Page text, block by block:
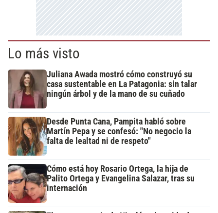
Lo más visto
Juliana Awada mostró cómo construyó su
casa sustentable en La Patagonia: sin talar
ningún árbol y de la mano de su cuñado
Desde Punta Cana, Pampita habló sobre
Martín Pepa y se confesó: "No negocio la
falta de lealtad ni de respeto"
Cómo está hoy Rosario Ortega, la hija de
Palito Ortega y Evangelina Salazar, tras su
internación